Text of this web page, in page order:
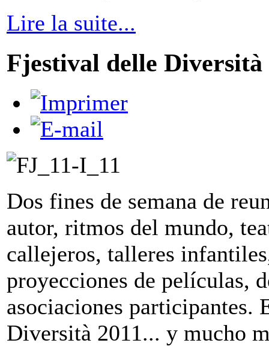
Lire la suite...
Fjestival delle
Dos fines de semana de
autor, ritmos del mundo,
callejeros, talleres
proyecciones de películas,
asociaciones participantes.
Diversità 2011... y mucho